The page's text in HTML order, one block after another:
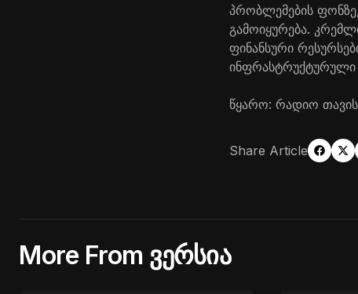
პრობლემების
გამოიყურება.
ფინანსური
ინფრასტრუქტურული
წყარო: რადიო
Share Article
More From ვერსია